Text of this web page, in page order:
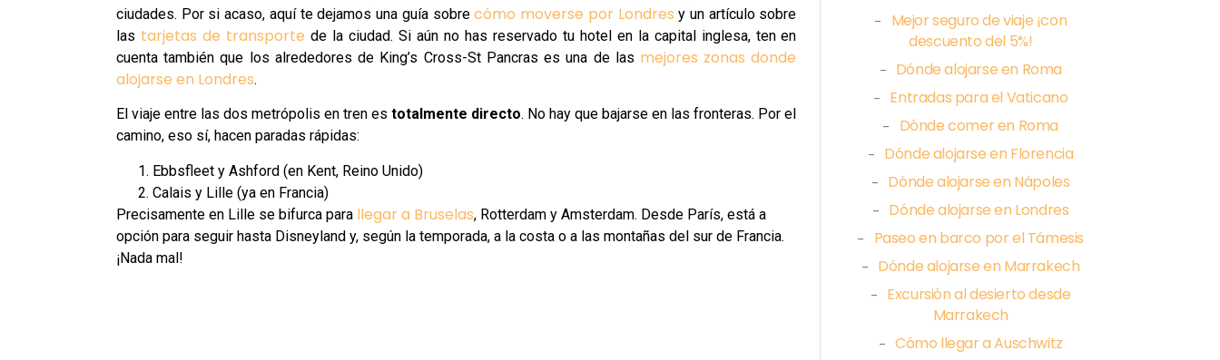
ciudades. Por si acaso, aquí te dejamos una guía sobrecómo moverse por Londres y un artículo sobre
las tarjetas de transporte de la ciudad. Si aún no has reservado tu hotel en la capital inglesa, ten en
cuenta también que los alrededores de King’s Cross-St Pancras es una de las mejores zonas donde
alojarse en Londres.
El viaje entre las dos metrópolis en tren estotalmente directo. No hay que bajarse en las fronteras. Por el
camino, eso sí, hacen paradas rápidas:
Ebbsfleet y Ashford (en Kent, Reino Unido)
Calais y Lille (ya en Francia)
Precisamente en Lille se bifurca para llegar a Bruselas, Rotterdam y Amsterdam. Desde París, está a
opción para seguir hasta Disneyland y, según la temporada, a la costa o a las montañas del sur de Francia.
¡Nada mal!
–
Mejor seguro de viaje ¡con
descuento del 5%!
– Dónde alojarse en Roma
– Entradas para el Vaticano
– Dónde comer en Roma
– Dónde alojarse en Florencia
– Dónde alojarse en Nápoles
– Dónde alojarse en Londres
– Paseo en barco por el Támesis
– Dónde alojarse en Marrakech
–
Excursión al desierto desde
Marrakech
– Cómo llegar a Auschwitz